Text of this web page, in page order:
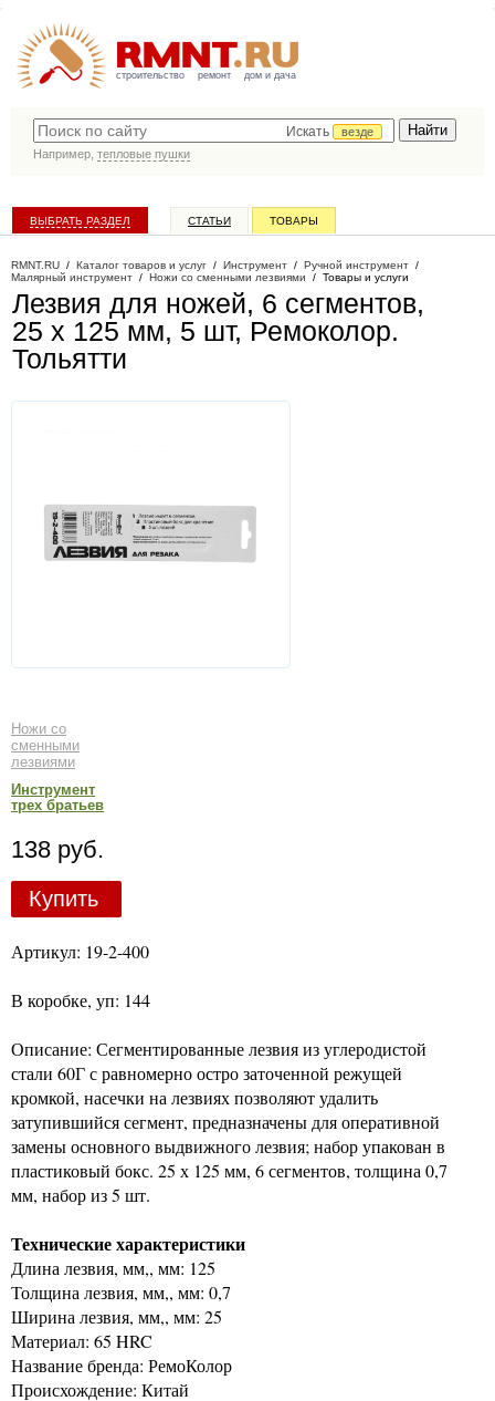
строительство ремонт дом и дача
Искать
везде
Например, тепловые пушки
ВЫБРАТЬ РАЗДЕЛ СТАТЬИ ТОВАРЫ
RMNT.RU / Каталог товаров и услуг / Инструмент / Ручной инструмент /
Малярный инструмент / Ножи со сменными лезвиями / Товары и услуги
Лезвия для ножей, 6 сегментов,
25 х 125 мм, 5 шт, Ремоколор.
Тольятти
Ножи со
сменными
лезвиями
Инструмент
трех братьев
138 руб.
Купить
Артикул: 19-2-400
В коробке, уп: 144
Описание: Сегментированные лезвия из углеродистой
стали 60Г с равномерно остро заточенной режущей
кромкой, насечки на лезвиях позволяют удалить
затупившийся сегмент, предназначены для оперативной
замены основного выдвижного лезвия; набор упакован в
пластиковый бокс. 25 х 125 мм, 6 сегментов, толщина 0,7
мм, набор из 5 шт.
Технические характеристики
Длина лезвия, мм,, мм: 125
Толщина лезвия, мм,, мм: 0,7
Ширина лезвия, мм,, мм: 25
Материал: 65 HRC
Название бренда: РемоКолор
Происхождение: Китай